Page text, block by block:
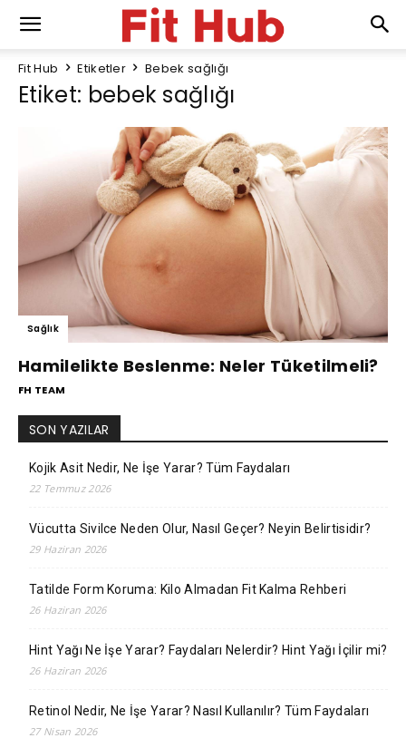
Fit Hub Etiketler Bebek sağlığı
Etiket: bebek sağlığı
Sağlık
Hamilelikte Beslenme: Neler Tüketilmeli?
FH TEAM
SON YAZILAR
Kojik Asit Nedir, Ne İşe Yarar? Tüm Faydaları
22 Temmuz 2026
Vücutta Sivilce Neden Olur, Nasıl Geçer? Neyin Belirtisidir?
29 Haziran 2026
Tatilde Form Koruma: Kilo Almadan Fit Kalma Rehberi
26 Haziran 2026
Hint Yağı Ne İşe Yarar? Faydaları Nelerdir? Hint Yağı İçilir mi?
26 Haziran 2026
Retinol Nedir, Ne İşe Yarar? Nasıl Kullanılır? Tüm Faydaları
27 Nisan 2026